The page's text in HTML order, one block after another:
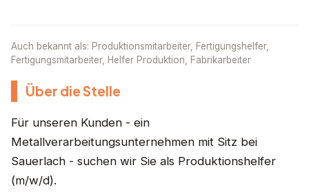
Auch bekannt als: Produktionsmitarbeiter, Fertigungshelfer,
Fertigungsmitarbeiter, Helfer Produktion, Fabrikarbeiter
Über die Stelle
Für unseren Kunden - ein
Metallverarbeitungsunternehmen mit Sitz bei
Sauerlach - suchen wir Sie als Produktionshelfer
(m/w/d).